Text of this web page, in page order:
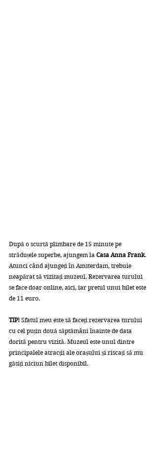
După o scurtă plimbare de 15 minute pe
străduțele superbe, ajungem la Casa Anna Frank.
Atunci când ajungeți în Amsterdam, trebuie
neapărat să vizitați muzeul. Rezervarea turului
se face doar online, aici, iar pretul unui bilet este
de 11 euro.
TIP! Sfatul meu este să faceți rezervarea turului
cu cel puțin două săptămâni înainte de data
dorită pentru vizită. Muzeul este unul dintre
principalele atracții ale orașului și riscați să mu
găsiți niciun bilet disponibil.